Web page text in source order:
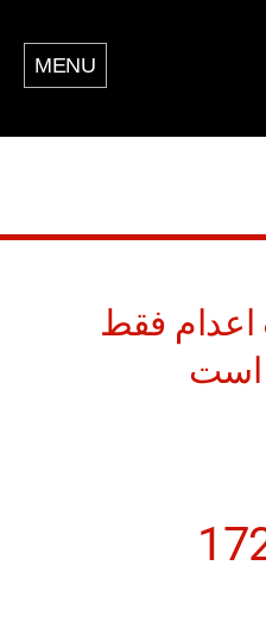
MENU
اعدام فقط
است